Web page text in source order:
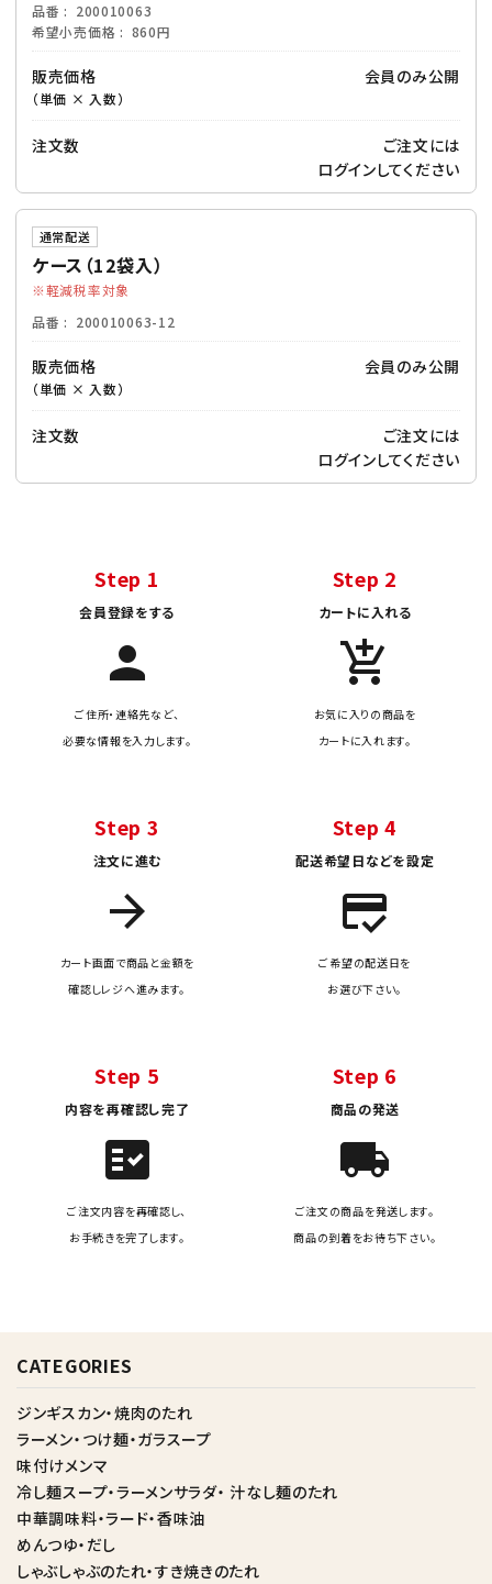
品番
200010063
希望小売価格
860円
販売価格
（単価 × 入数）
会員のみ公開
注文数
ご注文には
ログインしてください
通常配送
ケース（12袋入）
軽減税率対象
品番
200010063-12
販売価格
（単価 × 入数）
会員のみ公開
注文数
ご注文には
ログインしてください
Step 1
会員登録をする
person
ご住所・連絡先など、
必要な情報を入力します。
Step 2
カートに入れる
add_shopping_cart
お気に入りの商品を
カートに入れます。
Step 3
注文に進む
arrow_forward
カート画面で商品と金額を
確認しレジへ進みます。
Step 4
配送希望日などを設定
credit_score
ご希望の配送日を
お選び下さい。
Step 5
内容を再確認し完了
fact_check
ご注文内容を再確認し、
お手続きを完了します。
Step 6
商品の発送
local_shipping
ご注文の商品を発送します。
商品の到着をお待ち下さい。
CATEGORIES
ジンギスカン・焼肉のたれ
ラーメン・つけ麺・ガラスープ
味付けメンマ
冷し麺スープ・ラーメンサラダ・ 汁なし麺のたれ
中華調味料・ラード・香味油
めんつゆ・だし
しゃぶしゃぶのたれ・すき焼きのたれ